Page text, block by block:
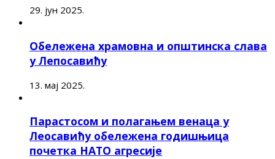
29. јун 2025.
Обележена храмовна и општинска слава
у Лепосавићу
13. мај 2025.
Парастосом и полагањем венаца у
Леосавићу обележена годишњица
почетка НАТО агресије